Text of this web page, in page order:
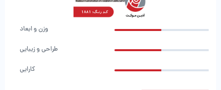
وزن و ابعاد
طراحی و زیبایی
کارایی